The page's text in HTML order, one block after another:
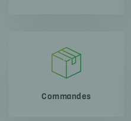
Commandes